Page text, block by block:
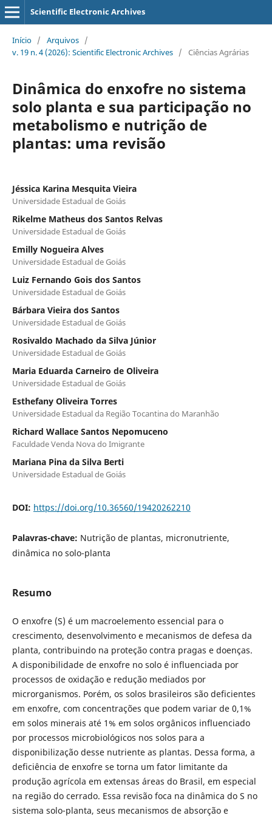
Scientific Electronic Archives
Início / Arquivos /
v. 19 n. 4 (2026): Scientific Electronic Archives / Ciências Agrárias
Dinâmica do enxofre no sistema
solo planta e sua participação no
metabolismo e nutrição de
plantas: uma revisão
Jéssica Karina Mesquita Vieira
Universidade Estadual de Goiás
Rikelme Matheus dos Santos Relvas
Universidade Estadual de Goiás
Emilly Nogueira Alves
Universidade Estadual de Goiás
Luiz Fernando Gois dos Santos
Universidade Estadual de Goiás
Bárbara Vieira dos Santos
Universidade Estadual de Goiás
Rosivaldo Machado da Silva Júnior
Universidade Estadual de Goiás
Maria Eduarda Carneiro de Oliveira
Universidade Estadual de Goiás
Esthefany Oliveira Torres
Universidade Estadual da Região Tocantina do Maranhão
Richard Wallace Santos Nepomuceno
Faculdade Venda Nova do Imigrante
Mariana Pina da Silva Berti
Universidade Estadual de Goiás
DOI: https://doi.org/10.36560/19420262210
Palavras-chave: Nutrição de plantas, micronutriente,
dinâmica no solo-planta
Resumo
O enxofre (S) é um macroelemento essencial para o
crescimento, desenvolvimento e mecanismos de defesa da
planta, contribuindo na proteção contra pragas e doenças.
A disponibilidade de enxofre no solo é influenciada por
processos de oxidação e redução mediados por
microrganismos. Porém, os solos brasileiros são deficientes
em enxofre, com concentrações que podem variar de 0,1%
em solos minerais até 1% em solos orgânicos influenciado
por processos microbiológicos nos solos para a
disponibilização desse nutriente as plantas. Dessa forma, a
deficiência de enxofre se torna um fator limitante da
produção agrícola em extensas áreas do Brasil, em especial
na região do cerrado. Essa revisão foca na dinâmica do S no
sistema solo-planta, seus mecanismos de absorção e